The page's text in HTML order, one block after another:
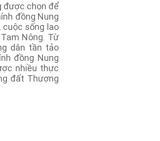
được chọn để
đồng Nung
cuộc sống lao
Nông. Từ
dân tần tảo
đồng Nung
nhiều thực
đất Thượng